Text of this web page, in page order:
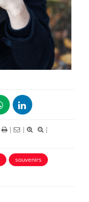
| |
|
souvenirs